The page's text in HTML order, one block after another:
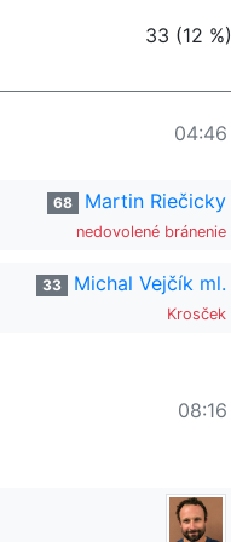
33 (12 %)
04:46
68 Martin Riečicky
nedovolené bránenie
33 Michal Vejčík ml.
Krosček
08:16